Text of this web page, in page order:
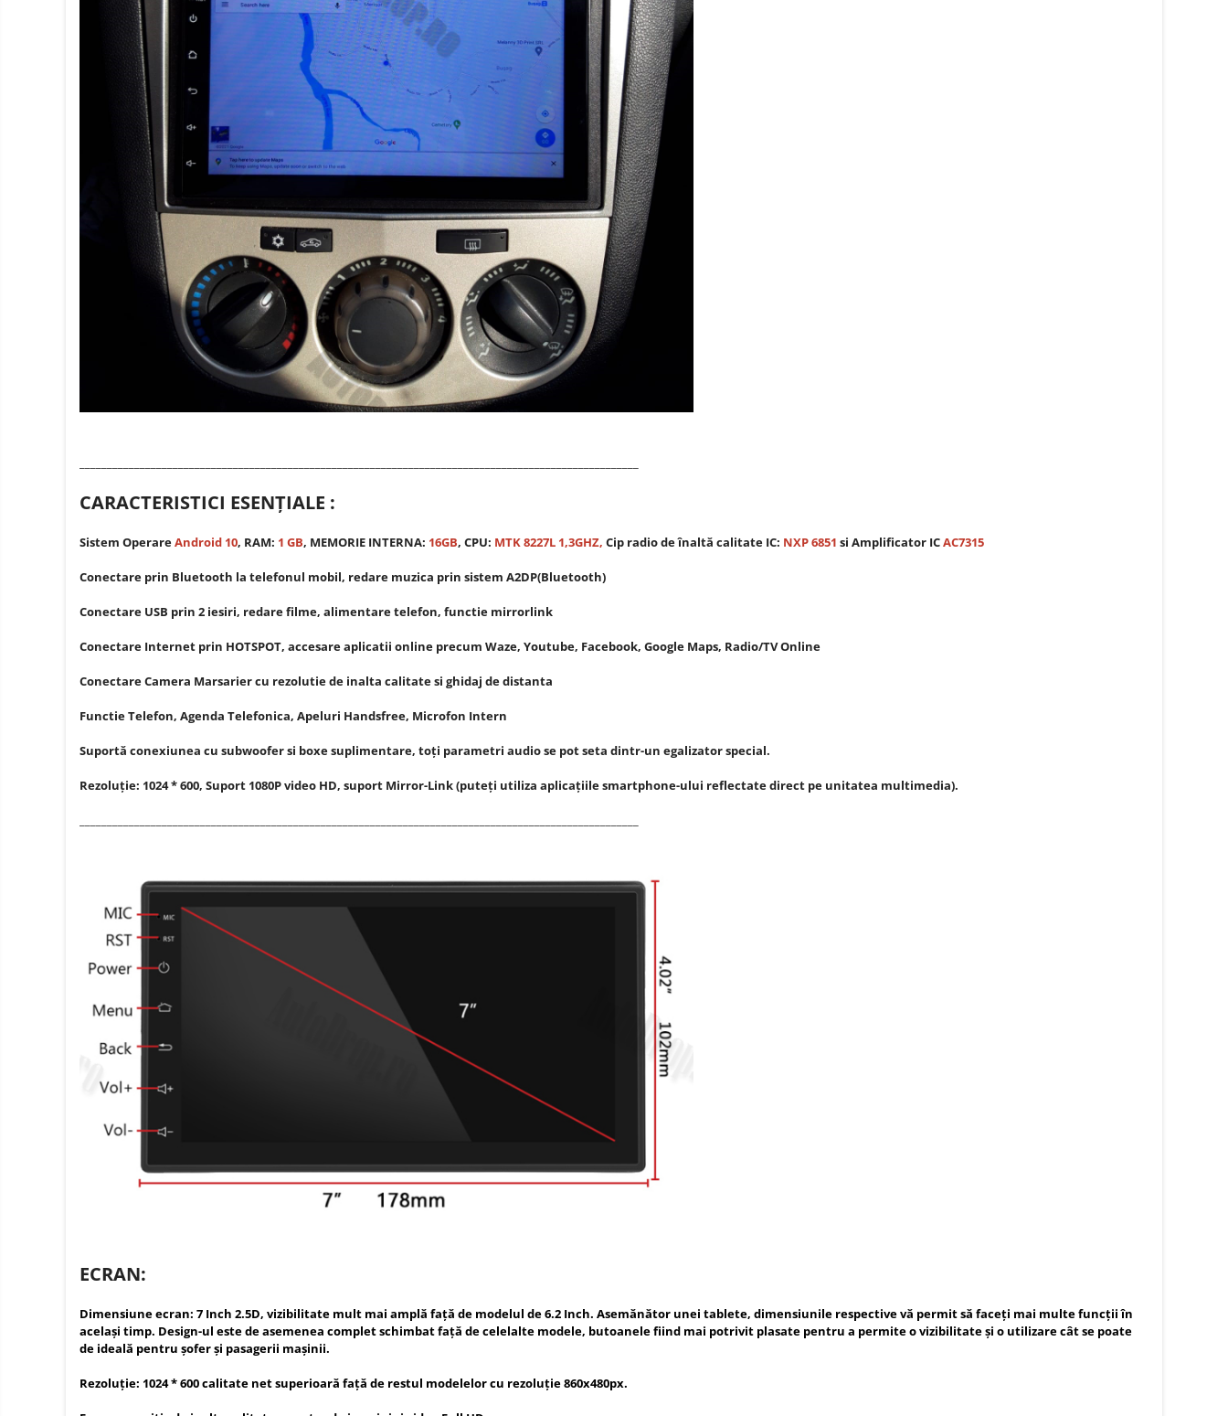
Cititoare Cod Bare
Navigații auto dedicate
Power station - Stații de
energie electrică portabile
Panouri solare portabile
Statii incarcare masini
Media player cu Android
Produse
resigilate
Termometre
non
contact
Aspiratoare
robot,
piese si
accesorii
Piese de schimb telefoane
CARACTERISTICI ESENŢIALE :
Sistem OperareAndroid 10, RAM: 1 GB, MEMORIE INTERNA: 16GB, CPU: MTK 8227L 1,3GHZ, Cip radio de înaltă calitate IC: NXP 6851 si Amplificator ICAC7315
Conectare prin Bluetooth la telefonul mobil, redare muzica prin sistem A2DP(Bluetooth)
Conectare USB prin 2 iesiri, redare filme, alimentare telefon, functie mirrorlink
Conectare Internet prin HOTSPOT, accesare aplicatii online precum Waze, Youtube, Facebook, Google Maps, Radio/TV Online
Conectare Camera Marsarier cu rezolutie de inalta calitate si ghidaj de distanta
Functie Telefon, Agenda Telefonica, Apeluri Handsfree, Microfon Intern
Suportă conexiunea cu subwoofer si boxe suplimentare, toți parametri audio se pot seta dintr-un egalizator special.
Rezoluție: 1024 * 600, Suport 1080P video HD, suport Mirror-Link (puteți utiliza aplicațiile smartphone-ului reflectate direct pe unitatea multimedia).
ECRAN:
Dimensiune ecran: 7 Inch 2.5D, vizibilitate mult mai amplă față de modelul de 6.2 Inch. Asemănător unei tablete, dimensiunile respective vă permit să faceți mai multe funcții în
același timp. Design-ul este de asemenea complet schimbat față de celelalte modele, butoanele fiind mai potrivit plasate pentru a permite o vizibilitate și o utilizare cât se poate
de ideală pentru șofer și pasagerii mașinii.
Rezoluție: 1024 * 600 calitate net superioară față de restul modelelor cu rezoluție 860x480px.